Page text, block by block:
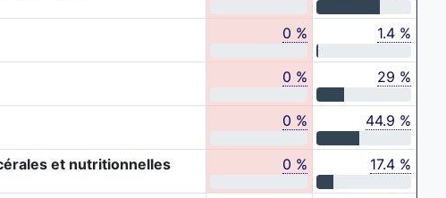
0 % 1.4 %
0 % 29 %
0 % 44.9 %
et nutritionnelles 0 % 17.4 %